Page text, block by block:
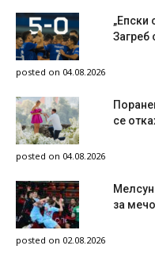
„Епски
Загреб
posted on 04.08.2026
се
posted on 04.08.2026
за
posted on 02.08.2026